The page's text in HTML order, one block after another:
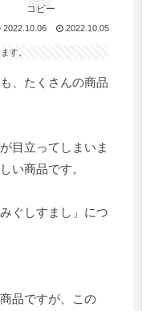
コピー
2022.10.06 2022.10.05
す。
、たくさんの商品
目立ってしまいま
い商品です。
ぐしすまし」につ
品ですが、この